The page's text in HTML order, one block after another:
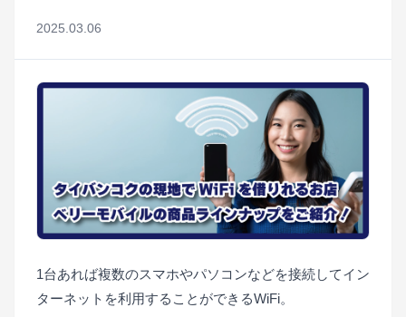
2025.03.06
1台あれば複数のスマホやパソコンなどを接続してイン
ターネットを利用することができるWiFi。